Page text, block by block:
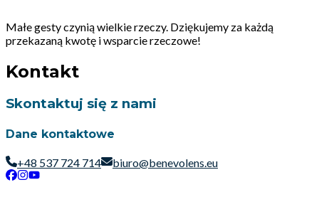
Małe gesty czynią wielkie rzeczy. Dziękujemy za każdą
przekazaną kwotę i wsparcie rzeczowe!
Kontakt
Skontaktuj się z nami
Dane kontaktowe
+48 537 724 714 biuro@benevolens.eu